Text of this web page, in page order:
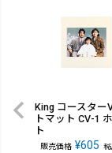
King コースター
トマット CV-1
ト
販売価格 ¥605 税